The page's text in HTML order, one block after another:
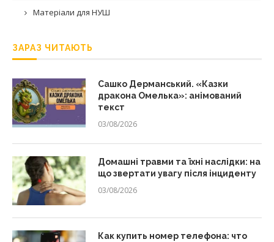
Матеріали для НУШ
ЗАРАЗ ЧИТАЮТЬ
Сашко Дерманський. «Казки
дракона Омелька»: анімований
текст
03/08/2026
Домашні травми та їхні наслідки: на
що звертати увагу після інциденту
03/08/2026
Как купить номер телефона: что